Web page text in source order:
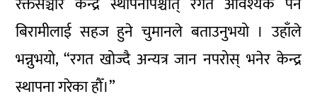
बिरामीलाई सहज हुने चुमानले बताउनुभयो । उहाँले
भन्नुभयो, “रगत खोज्दै अन्यत्र जान नपरोस् भनेर केन्द्र
स्थापना गरेका हौँ।”